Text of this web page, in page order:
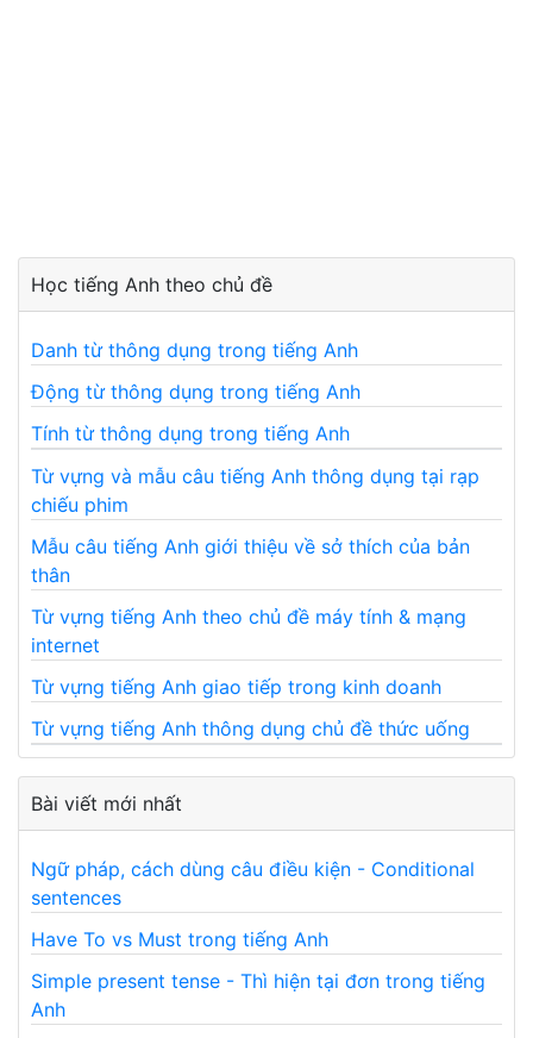
Học tiếng Anh theo chủ đề
Danh từ thông dụng trong tiếng Anh
Động từ thông dụng trong tiếng Anh
Tính từ thông dụng trong tiếng Anh
Từ vựng và mẫu câu tiếng Anh thông dụng tại rạp
chiếu phim
Mẫu câu tiếng Anh giới thiệu về sở thích của bản
thân
Từ vựng tiếng Anh theo chủ đề máy tính & mạng
internet
Từ vựng tiếng Anh giao tiếp trong kinh doanh
Từ vựng tiếng Anh thông dụng chủ đề thức uống
Bài viết mới nhất
Ngữ pháp, cách dùng câu điều kiện - Conditional
sentences
Have To vs Must trong tiếng Anh
Simple present tense - Thì hiện tại đơn trong tiếng
Anh